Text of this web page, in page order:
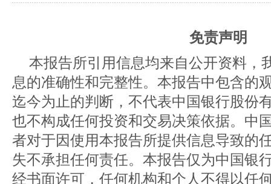
免责声明
本报告所引用信息均来自公开资料，
息的准确性和完整性。本报告中包含的
迄今为止的判断，不代表中国银行股份
也不构成任何投资和交易决策依据。中
者对于因使用本报告所提供信息导致的
失不承担任何责任。本报告仅为中国银
经书面许可，任何机构和个人不得以任